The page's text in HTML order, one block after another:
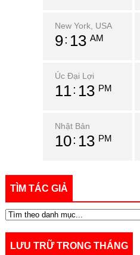
New York, USA
9 13 AM
Úc Đại Lợi
11 13 PM
Nhật Bản
10 13 PM
TÌM TÁC GIẢ
LƯU TRỮ TRONG THÁNG